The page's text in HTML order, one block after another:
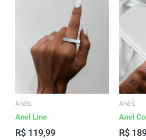
Anéis
Anel Line
R$ 119,99
Este
produto
tem
várias
variantes.
As
opções
Anéis
Anel
R$